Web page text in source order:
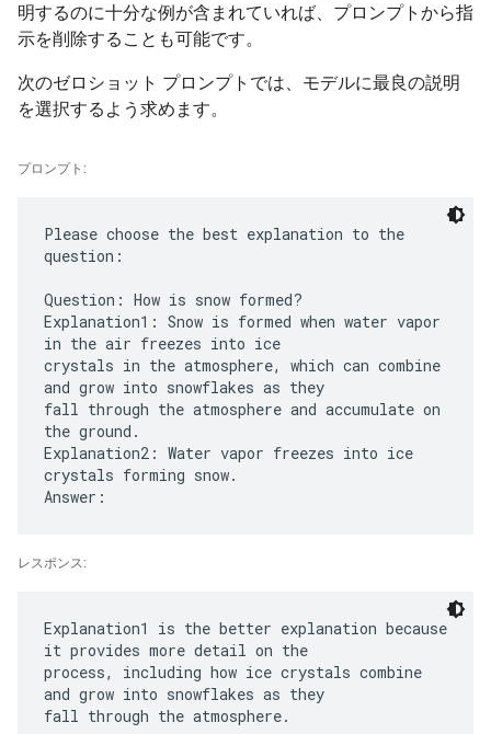
明するのに十分な例が含まれていれば、プロンプトから指
示を削除することも可能です。
次のゼロショット プロンプトでは、モデルに最良の説明
を選択するよう求めます。
プロンプト:
Please choose the best explanation to the
question:
Question: How is snow formed?
Explanation1: Snow is formed when water vapor
in the air freezes into ice
crystals in the atmosphere, which can combine
and grow into snowflakes as they
fall through the atmosphere and accumulate on
the ground.
Explanation2: Water vapor freezes into ice
crystals forming snow.
レスポンス:
Explanation1 is the better explanation because
it provides more detail on the
process, including how ice crystals combine
and grow into snowflakes as they